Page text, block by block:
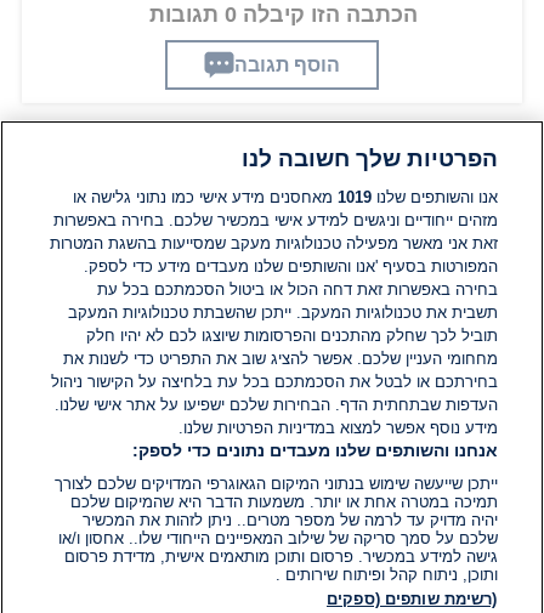
הכתבה הזו קיבלה 0 תגובות
הוסף תגובה
תגובות
אין עדיין תגובות. היה הראשון להגיב
הוסף תגובה
הפרטיות שלך חשובה לנו
אנו והשותפים שלנו1019 מאחסנים מידע אישי כמו נתוני גלישה או
מזהים ייחודיים וניגשים למידע אישי במכשיר שלכם. בחירה באפשרות
זאת אני מאשר מפעילה טכנולוגיות מעקב שמסייעות בהשגת המטרות
המפורטות בסעיף 'אנו והשותפים שלנו מעבדים מידע כדי לספק.
בחירה באפשרות זאת דחה הכול או ביטול הסכמתכם בכל עת
תשבית את טכנולוגיות המעקב. ייתכן שהשבתת טכנולוגיות המעקב
תוביל לכך שחלק מהתכנים והפרסומות שיוצגו לכם לא יהיו חלק
מחחומי העניין שלכם. אפשר להציג שוב את התפריט כדי לשנות את
בחירתכם או לבטל את הסכמתכם בכל עת בלחיצה על הקישור ניהול
העדפות שבתחתית הדף. הבחירות שלכם ישפיעו על אתר אישי שלנו.
מידע נוסף אפשר למצוא במדיניות הפרטיות שלנו.
אנחנו והשותפים שלנו מעבדים נתונים כדי לספק:
ייתכן שייעשה שימוש בנתוני המיקום הגאוגרפי המדויקים שלכם לצורך
תמיכה במטרה אחת או יותר. משמעות הדבר היא שהמיקום שלכם
יהיה מדויק עד לרמה של מספר מטרים.. ניתן לזהות את המכשיר
שלכם על סמך סריקה של שילוב המאפיינים הייחודי שלו.. אחסון ו/או
גישה למידע במכשיר. פרסום ותוכן מותאמים אישית, מדידת פרסום
ותוכן, ניתוח קהל ופיתוח שירותים .
(רשימת שותפים (ספקים